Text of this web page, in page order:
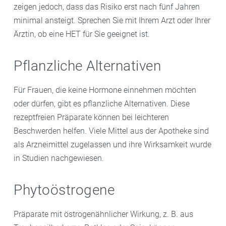
zeigen jedoch, dass das Risiko erst nach fünf Jahren
minimal ansteigt. Sprechen Sie mit Ihrem Arzt oder Ihrer
Ärztin, ob eine HET für Sie geeignet ist.
Pflanzliche Alternativen
Für Frauen, die keine Hormone einnehmen möchten
oder dürfen, gibt es pflanzliche Alternativen. Diese
rezeptfreien Präparate können bei leichteren
Beschwerden helfen. Viele Mittel aus der Apotheke sind
als Arzneimittel zugelassen und ihre Wirksamkeit wurde
in Studien nachgewiesen.
Phytoöstrogene
Präparate mit östrogenähnlicher Wirkung, z. B. aus